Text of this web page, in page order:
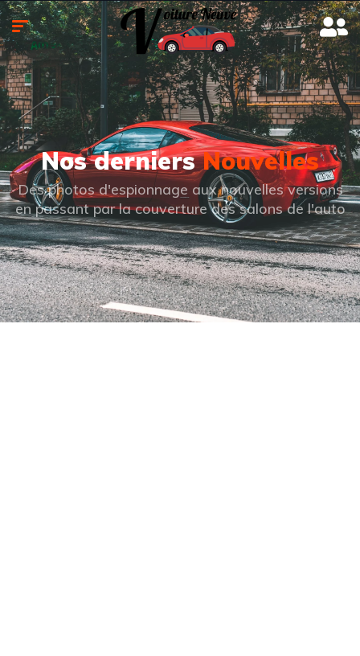
Nos derniersNouvelles
Des photos d'espionnage aux nouvelles versions
en passant par la couverture des salons de l'auto